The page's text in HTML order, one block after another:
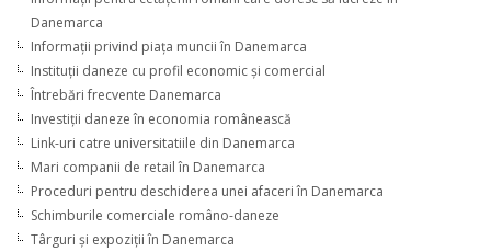
Danemarca
Informaţii privind piaţa muncii în Danemarca
Instituţii daneze cu profil economic şi comercial
Întrebări frecvente Danemarca
Investiţii daneze în economia românească
Link-uri catre universitatiile din Danemarca
Mari companii de retail în Danemarca
Proceduri pentru deschiderea unei afaceri în Danemarca
Schimburile comerciale româno-daneze
Târguri şi expoziţii în Danemarca